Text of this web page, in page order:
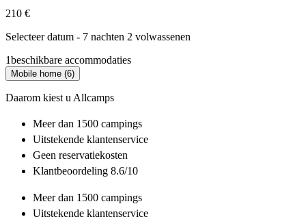
210 €
Selecteer datum - 7 nachten 2 volwassenen
1beschikbare accommodaties
Mobile home (6)
Daarom kiest u Allcamps
Meer dan 1500 campings
Uitstekende klantenservice
Geen reservatiekosten
Klantbeoordeling 8.6/10
Meer dan 1500 campings
Uitstekende klantenservice